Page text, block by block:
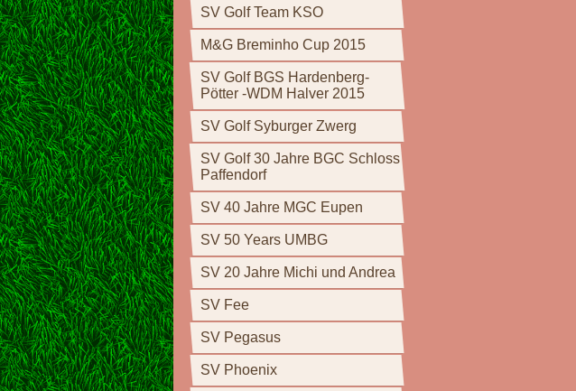
SV Golf Team KSO
M&G Breminho Cup 2015
SV Golf BGS Hardenberg-
Pötter -WDM Halver 2015
SV Golf Syburger Zwerg
SV Golf 30 Jahre BGC Schloss
Paffendorf
SV 40 Jahre MGC Eupen
SV 50 Years UMBG
SV 20 Jahre Michi und Andrea
SV Fee
SV Pegasus
SV Phoenix